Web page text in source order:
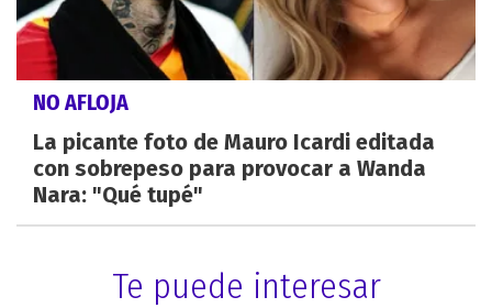
NO AFLOJA
La picante foto de Mauro Icardi editada
con sobrepeso para provocar a Wanda
Nara: "Qué tupé"
Te puede interesar